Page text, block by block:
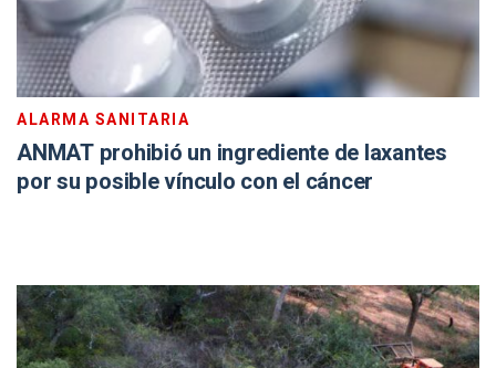
ALARMA SANITARIA
ANMAT prohibió un ingrediente de laxantes
por su posible vínculo con el cáncer